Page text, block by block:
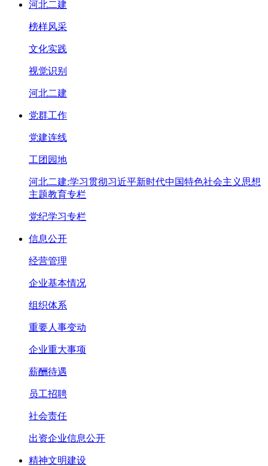
河北二建
榜样风采
文化实践
视觉识别
河北二建
党群工作
党建连线
工团园地
河北二建:学习贯彻习近平新时代中国特色社会主义思想
主题教育专栏
党纪学习专栏
信息公开
经营管理
企业基本情况
组织体系
重要人事变动
企业重大事项
薪酬待遇
员工招聘
社会责任
出资企业信息公开
精神文明建设